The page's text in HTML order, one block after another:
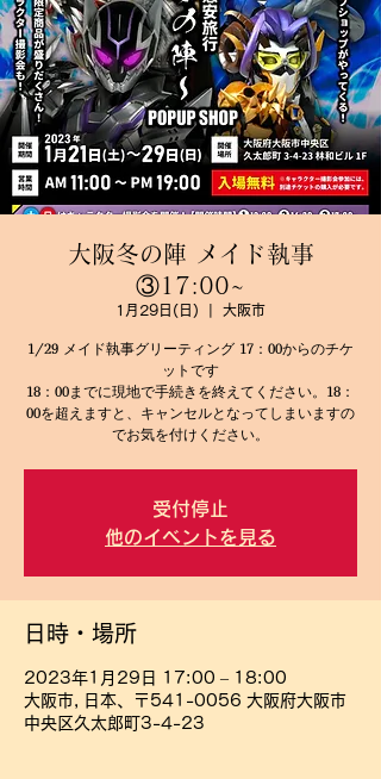
大阪冬の陣 メイド執事
③17:00~
1月29日(日) 大阪市
1/29 メイド執事グリーティング 17：00からのチケ
ットです
18：00までに現地で手続きを終えてください。18：
00を超えますと、キャンセルとなってしまいますの
でお気を付けください。
受付停止
他のイベントを見る
日時・場所
2023年1月29日 17:00 – 18:00
大阪市, 日本、〒541-0056 大阪府大阪市
中央区久太郎町3-4-23